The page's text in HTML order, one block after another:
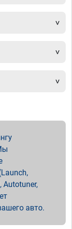
Autotuner,
авто.